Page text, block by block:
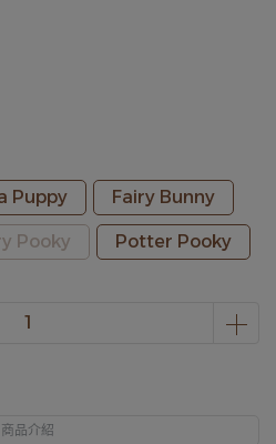
Puppy Fairy Bunny
Pooky Potter Pooky
商品介紹